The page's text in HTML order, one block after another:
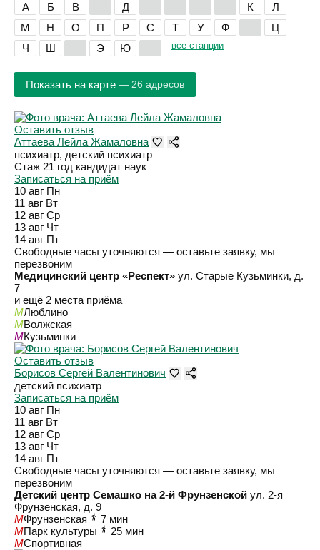
А
Б В Д К
Л
М
Н О П Р С Т У Ф
Ц
Ч
Ш Э Ю все станции
Показать на карте — 26 адресов
Оставить отзыв
Аттаева Лейла Жамаловна
психиатр, детский психиатр
Стаж 21 год кандидат наук
Записаться на приём
10 авг Пн
11 авг Вт
12 авг Ср
13 авг Чт
14 авг Пт
Свободные часы уточняются — оставьте заявку, мы
перезвоним
Медицинский центр «Респект» ул. Старые Кузьминки, д.
7
и ещё 2 места приёма
MЛюблино
MВолжская
MКузьминки
Оставить отзыв
Борисов Сергей Валентинович
детский психиатр
Записаться на приём
10 авг Пн
11 авг Вт
12 авг Ср
13 авг Чт
14 авг Пт
Свободные часы уточняются — оставьте заявку, мы
перезвоним
Детский центр Семашко на 2-й Фрунзенской ул. 2-я
Фрунзенская, д. 9
MФрунзенская
7 мин
MПарк культуры
25 мин
MСпортивная